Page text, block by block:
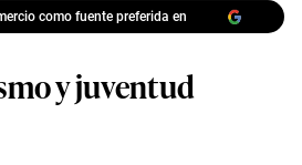
como fuente preferida en
y juventud